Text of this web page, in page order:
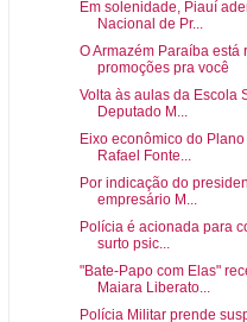
Em solenidade, Piauí
Nacional de Pr...
O Armazém Paraíba está
promoções pra você
Volta às aulas da Escola
Deputado M...
Eixo econômico do
Rafael Fonte...
Por indicação do
empresário M...
Polícia é acionada para
surto psic...
"Bate-Papo com Elas"
Maiara Liberato...
Polícia Militar prende